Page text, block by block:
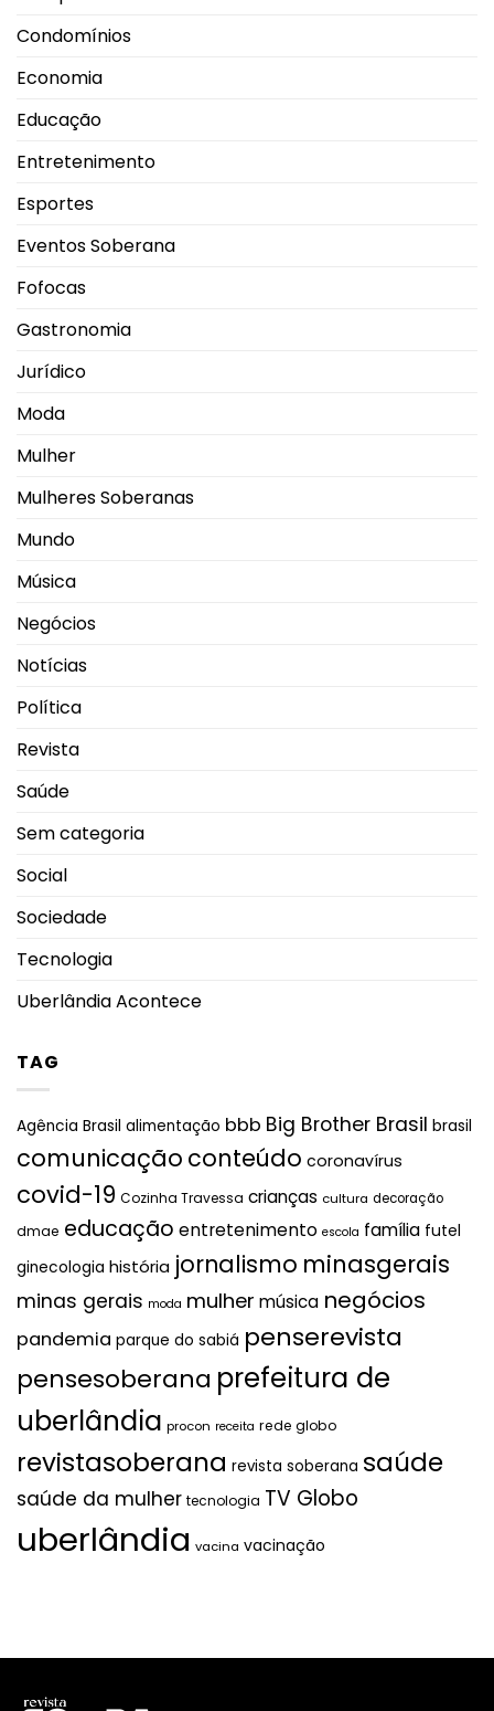
Condomínios
Economia
Educação
Entretenimento
Esportes
Eventos Soberana
Fofocas
Gastronomia
Jurídico
Moda
Mulher
Mulheres Soberanas
Mundo
Música
Negócios
Notícias
Política
Revista
Saúde
Sem categoria
Social
Sociedade
Tecnologia
Uberlândia Acontece
TAG
Agência Brasil alimentação bbb Big Brother Brasil brasil
comunicação conteúdo coronavírus
covid-19 Cozinha Travessa crianças cultura decoração
dmae educação entretenimento escola família futel
ginecologia história jornalismo minasgerais
minas gerais moda mulher música negócios
pandemia parque do sabiá penserevista
pensesoberana prefeitura de
uberlândia procon receita rede globo
revistasoberana revista soberana saúde
saúde da mulher tecnologia TV Globo
uberlândia vacina vacinação